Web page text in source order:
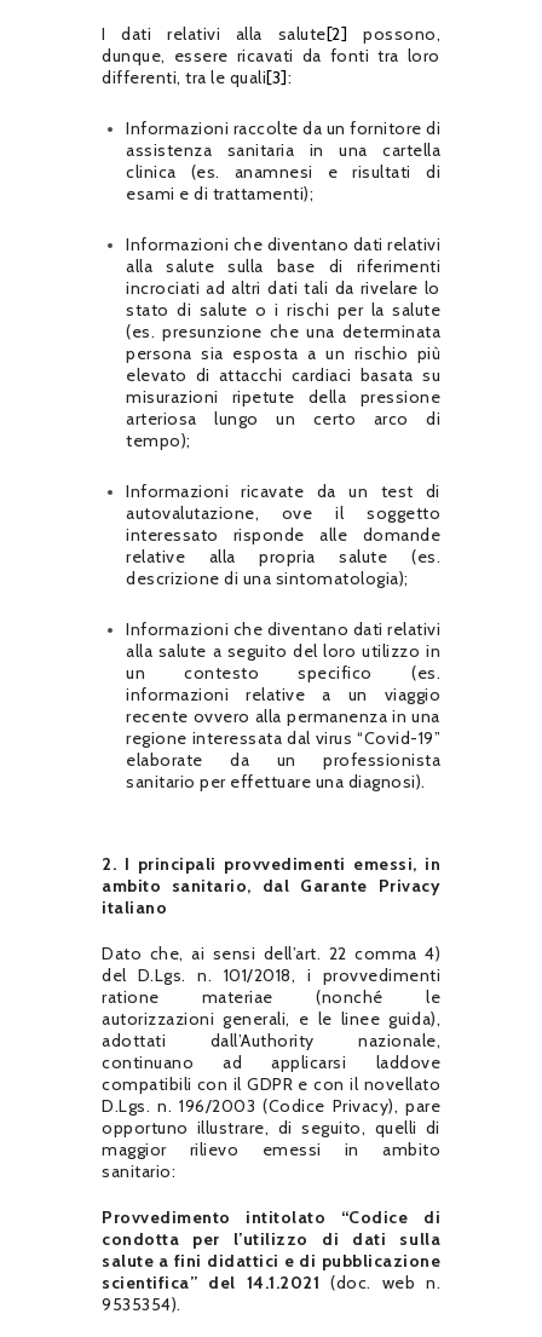
I dati relativi alla salute[2] possono,
dunque, essere ricavati da fonti tra loro
differenti, tra le quali[3]:
Informazioni raccolte da un fornitore di
assistenza sanitaria in una cartella
clinica (es. anamnesi e risultati di
esami e di trattamenti);
Informazioni che diventano dati relativi
alla salute sulla base di riferimenti
incrociati ad altri dati tali da rivelare lo
stato di salute o i rischi per la salute
(es. presunzione che una determinata
persona sia esposta a un rischio più
elevato di attacchi cardiaci basata su
misurazioni ripetute della pressione
arteriosa lungo un certo arco di
tempo);
Informazioni ricavate da un test di
autovalutazione, ove il soggetto
interessato risponde alle domande
relative alla propria salute (es.
descrizione di una sintomatologia);
Informazioni che diventano dati relativi
alla salute a seguito del loro utilizzo in
un contesto specifico (es.
informazioni relative a un viaggio
recente ovvero alla permanenza in una
regione interessata dal virus “Covid-19”
elaborate da un professionista
sanitario per effettuare una diagnosi).
2. I principali provvedimenti emessi, in
ambito sanitario, dal Garante Privacy
italiano
Dato che, ai sensi dell’art. 22 comma 4)
del D.Lgs. n. 101/2018, i provvedimenti
ratione materiae (nonché le
autorizzazioni generali, e le linee guida),
adottati dall’Authority nazionale,
continuano ad applicarsi laddove
compatibili con il GDPR e con il novellato
D.Lgs. n. 196/2003 (Codice Privacy), pare
opportuno illustrare, di seguito, quelli di
maggior rilievo emessi in ambito
sanitario:
Provvedimento intitolato “Codice di
condotta per l’utilizzo di dati sulla
salute a fini didattici e di pubblicazione
scientifica” del 14.1.2021 (doc. web n.
9535354).